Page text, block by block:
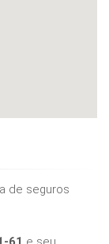
de seguros